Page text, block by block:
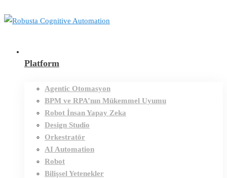
Platform
Agentic Otomasyon
BPM ve RPA’nın Mükemmel Uyumu
Robot İnsan Yapay Zeka
Design Studio
Orkestratör
AI Automation
Robot
Bilişsel Yetenekler